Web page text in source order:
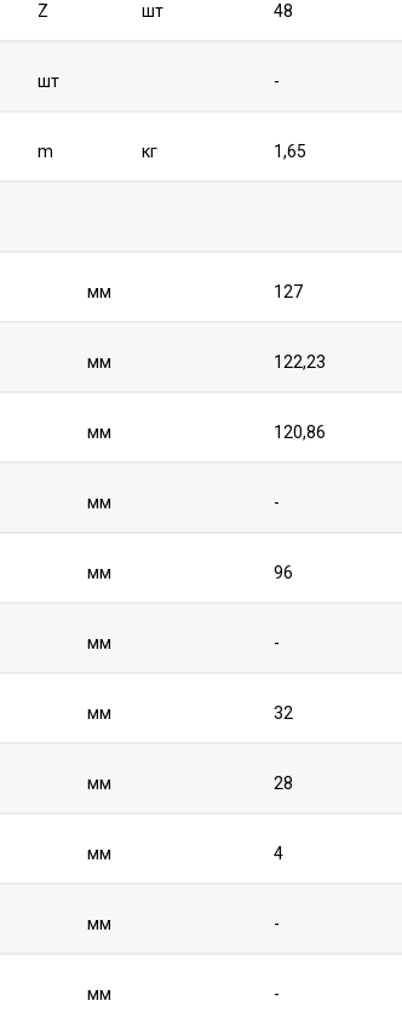
Z шт 48
шт -
m кг 1,65
мм 127
мм 122,23
мм 120,86
мм -
мм 96
мм -
мм 32
мм 28
мм 4
мм -
мм -